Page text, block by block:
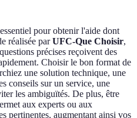
pour obtenir l'aide dont
réalisée parUFC-Que Choisir,
précises reçoivent des
Choisir le bon format de
une solution technique, une
conseils sur un service, une
les ambiguïtés. De plus, être
aux experts ou aux
pertinentes, augmentant ainsi vos